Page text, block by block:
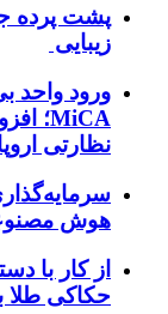
پشت پرده
زیبایی
ورود واحد
نظارتی
هوش
از کار با
حکاکی طلا